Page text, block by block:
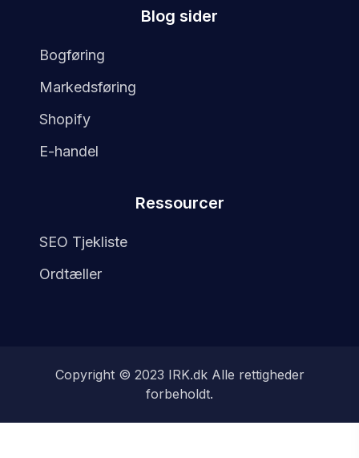
Blog sider
Bogføring
Markedsføring
Shopify
E-handel
Ressourcer
SEO Tjekliste
Ordtæller
Copyright © 2023 IRK.dkAlle rettigheder
forbeholdt.